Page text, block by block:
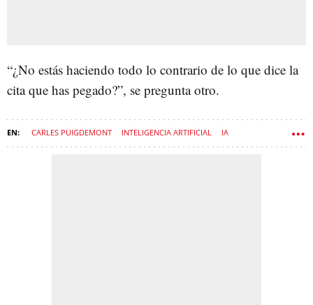
“¿No estás haciendo todo lo contrario de lo que dice la
cita que has pegado?”, se pregunta otro.
CARLES PUIGDEMONT INTELIGENCIA ARTIFICIAL IA